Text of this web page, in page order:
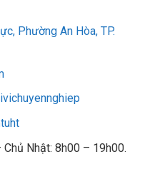
Phường An Hòa, TP.
Chủ Nhật: 8h00 – 19h00.